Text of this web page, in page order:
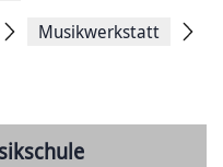
Musikwerkstatt